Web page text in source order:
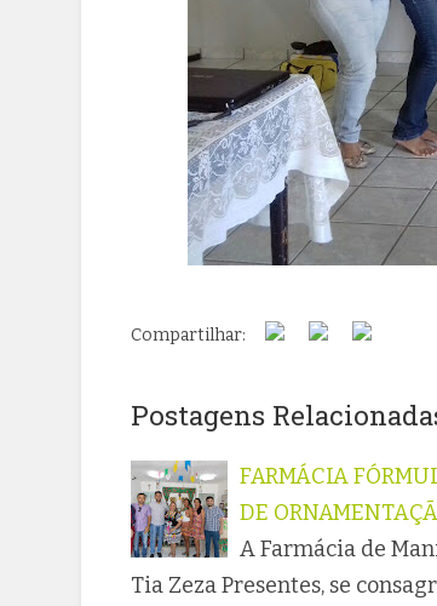
Compartilhar:
Postagens
FARMÁCIA
DE
A Farmácia de
Tia Zeza Presentes, se